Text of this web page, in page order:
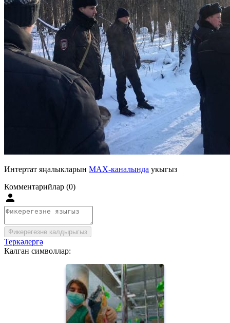
Интертат яңалыкларын MAX-каналында укыгыз
Комментарийлар (0)
Фикерегезне калдырыгыз
Теркәлергә
Калган символлар: